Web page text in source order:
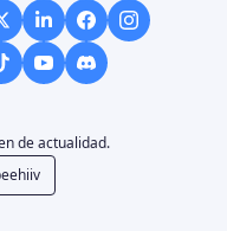
de actualidad.